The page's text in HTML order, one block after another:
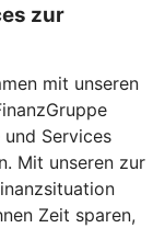
zur
mit unseren
Services
Mit unseren zur
Zeit sparen,